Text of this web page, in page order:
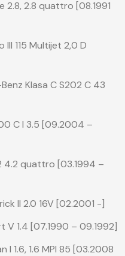
2.8 quattro [08.1991
115 Multijet 2,0 D
Klasa C S202 C 43
C I 3.5 [09.2004 –
4.2 quattro [03.1994 –
II 2.0 16V [02.2001 -]
1.4 [07.1990 – 09.1992]
1.6, 1.6 MPI 85 [03.2008